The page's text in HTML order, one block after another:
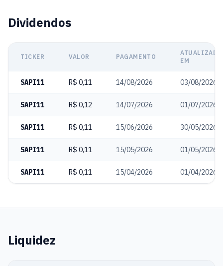
Dividendos
TICKER VALOR PAGAMENTO
ATUALIZADO
EM
SAPI11 R$ 0,11 14/08/2026 03/08/2026
SAPI11 R$ 0,12 14/07/2026 01/07/2026
SAPI11 R$ 0,11 15/06/2026 30/05/2026
SAPI11 R$ 0,11 15/05/2026 01/05/2026
SAPI11 R$ 0,11 15/04/2026 01/04/2026
Liquidez